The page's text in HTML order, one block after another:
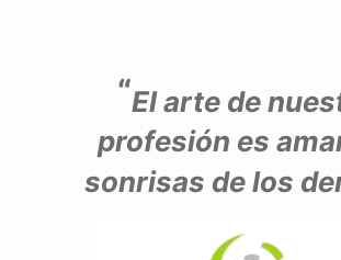
“El arte de
profesión es
sonrisas de los